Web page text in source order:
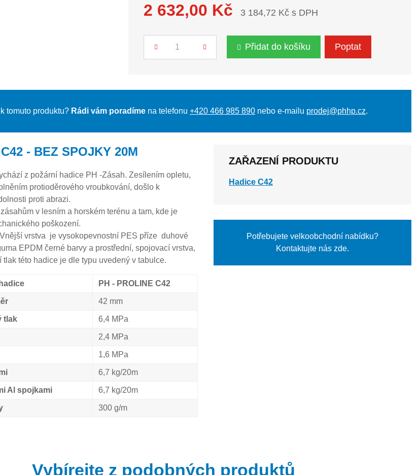
2 632,00 Kč 3 184,72 Kč s DPH
Počet Přidat do košíku Poptat
tomuto produktu? Rádi vám poradíme na telefonu +420 466 985 890 nebo e-mailu prodej@phhp.cz.
- BEZ SPOJKY 20M
z požární hadice PH -Zásah. Zesílením opletu,
protioděrového vroubkování, došlo k
proti abrazi.
v lesním a horském terénu a tam, kde je
poškození.
vrstva je vysokopevnostní PES příze duhové
EPDM černé barvy a prostřední, spojovací vrstva,
tlak této hadice je dle typu uvedený v tabulce.
PH - PROLINE C42
42 mm
tlak 6,4 MPa
2,4 MPa
1,6 MPa
6,7 kg/20m
Al spojkami 6,7 kg/20m
300 g/m
ZAŘAZENÍ PRODUKTU
Hadice C42
Potřebujete velkoobchodní nabídku?
Kontaktujte nás zde.
Vybírejte z podobných produktů